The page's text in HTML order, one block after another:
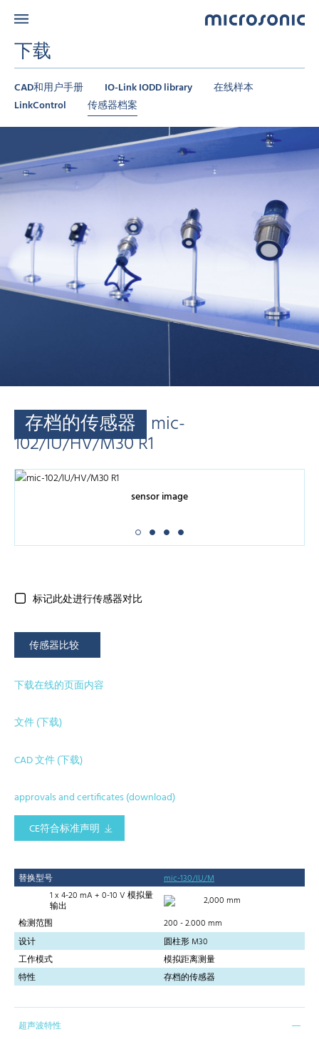
下载
CAD和用户手册 IO-Link IODD library
在线样本
LinkControl
传感器档案
存档的传感器 mic-
102/IU/HV/M30 R1
sensor image
标记此处进行传感器对比
传感器比较
下载在线的页面内容
文件 (下载)
CAD 文件 (下载)
approvals and certificates (download)
CE符合标准声明
替换型号
mic-130/IU/M
1 x 4-20 mA + 0-10 V 模拟量
输出
2,000 mm
检测范围
200 - 2.000 mm
设计
圆柱形 M30
工作模式
模拟距离测量
特性
存档的传感器
超声波特性